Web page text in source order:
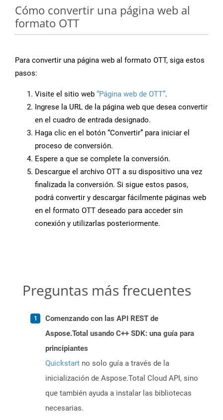
Cómo convertir una página web al
formato OTT
Para convertir una página web al formato OTT, siga estos
pasos:
Visite el sitio web “Página web de OTT”.
Ingrese la URL de la página web que desea convertir
en el cuadro de entrada designado.
Haga clic en el botón “Convertir” para iniciar el
proceso de conversión.
Espere a que se complete la conversión.
Descargue el archivo OTT a su dispositivo una vez
finalizada la conversión. Si sigue estos pasos,
podrá convertir y descargar fácilmente páginas web
en el formato OTT deseado para acceder sin
conexión y utilizarlas posteriormente.
Preguntas más frecuentes
Comenzando con las API REST de
Aspose.Total usando C++ SDK: una guía para
principiantes
Quickstart no solo guía a través de la
inicialización de Aspose.Total Cloud API, sino
que también ayuda a instalar las bibliotecas
necesarias.